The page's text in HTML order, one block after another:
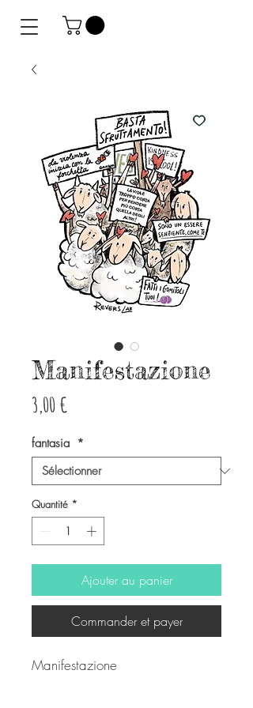
Manifestazione
3,00 €
fantasia *
Quantité *
Ajouter au panier
Commander et payer
Manifestazione